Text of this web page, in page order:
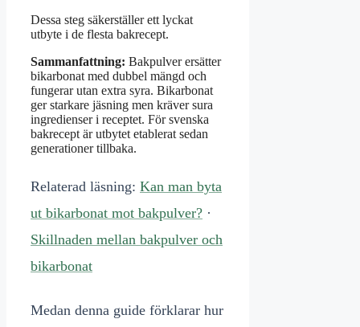
Dessa steg säkerställer ett lyckat
utbyte i de flesta bakrecept.
Sammanfattning: Bakpulver ersätter
bikarbonat med dubbel mängd och
fungerar utan extra syra. Bikarbonat
ger starkare jäsning men kräver sura
ingredienser i receptet. För svenska
bakrecept är utbytet etablerat sedan
generationer tillbaka.
Relaterad läsning: Kan man byta
ut bikarbonat mot bakpulver? ·
Skillnaden mellan bakpulver och
bikarbonat
Medan denna guide förklarar hur